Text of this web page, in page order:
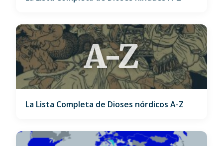
A-Z
La Lista Completa de Dioses nórdicos A-Z